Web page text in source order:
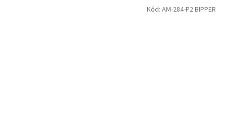
Kód: AM-284-P2 BIPPER